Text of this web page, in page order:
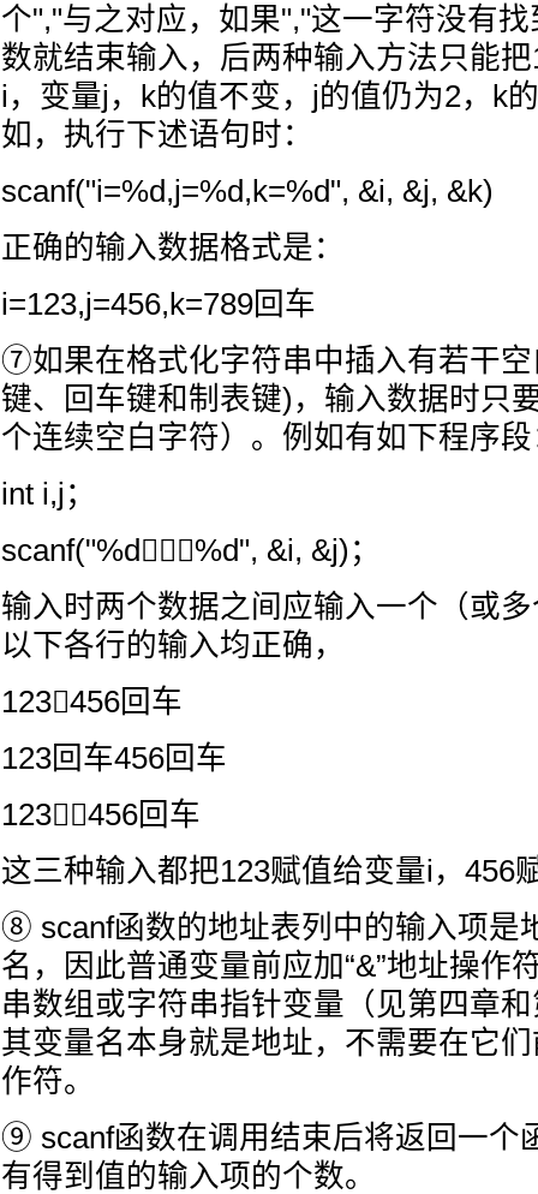
个","与之对应，如果","这一字符没有
数就结束输入，后两种输入方法只能
i，变量j，k的值不变，j的值仍为2，k
如，执行下述语句时：
scanf("i=%d,j=%d,k=%d", &i, &j, &k)
正确的输入数据格式是：
i=123,j=456,k=789回车
⑦如果在格式化字符串中插入有若干
键、回车键和制表键)，输入数据时只
个连续空白字符）。例如有如下程序
int i,j；
scanf("%d%d", &i, &j)；
输入时两个数据之间应输入一个（或
以下各行的输入均正确，
123456回车
123回车456回车
123456回车
这三种输入都把123赋值给变量i，456
⑧ scanf函数的地址表列中的输入项是
名，因此普通变量前应加“&”地址操作
串数组或字符串指针变量（见第四章
其变量名本身就是地址，不需要在它们
作符。
⑨ scanf函数在调用结束后将返回一个
有得到值的输入项的个数。